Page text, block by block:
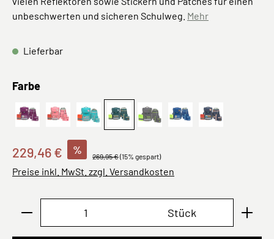
unbeschwerten und sicheren Schulweg. Mehr
Lieferbar
Farbeauswählen
Lila Pink School Unique turquoise
Green School Unique anthracite
DunkelblauNavy Blau
229,46 € % 269,95 €(15% gespart)
Preise inkl. MwSt. zzgl. Versandkosten
Produkt Anzahl: Gib den gewünschten
Stück